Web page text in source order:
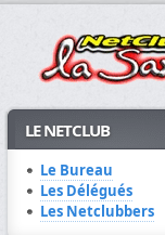
LE NETCLUB
Le Bureau
Les Délégués
Les Netclubbers